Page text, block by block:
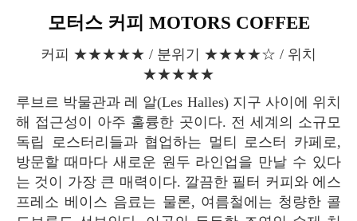
모터스 커피 MOTORS COFFEE
커피 ★★★★★ / 분위기 ★★★★☆ / 위치
★★★★★
루브르 박물관과 레 알(Les Halles) 지구 사이에 위치
해 접근성이 아주 훌륭한 곳이다. 전 세계의 소규모
독립 로스터리들과 협업하는 멀티 로스터 카페로,
방문할 때마다 새로운 원두 라인업을 만날 수 있다
는 것이 가장 큰 매력이다. 깔끔한 필터 커피와 에스
프레소 베이스 음료는 물론, 여름철에는 청량한 콜